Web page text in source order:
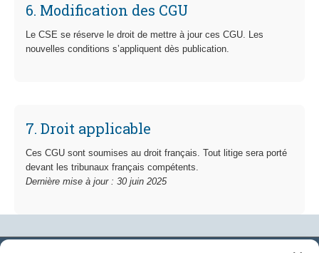
6. Modification des CGU
Le CSE se réserve le droit de mettre à jour ces CGU. Les
nouvelles conditions s’appliquent dès publication.
7. Droit applicable
Ces CGU sont soumises au droit français. Tout litige sera porté
devant les tribunaux français compétents.
Dernière mise à jour : 30 juin 2025